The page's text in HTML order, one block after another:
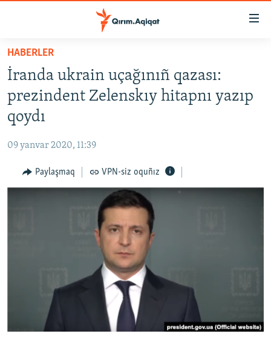
Esas
mündericege
qaytmaq
Baş
navigatsiyağa
qaytmaq
Qıdıruvğa
qaytmaq
HABERLER
İQTİSADİYAT
MEDENİYET
İNSAN AQLARI
Українською
HABERLER
İranda ukrain uçağınıñ qazası:
prezindent Zelenskıy hitapnı yazıp
qoydı
09 yanvar 2020, 11:39
Paylaşmaq VPN-siz oquñız